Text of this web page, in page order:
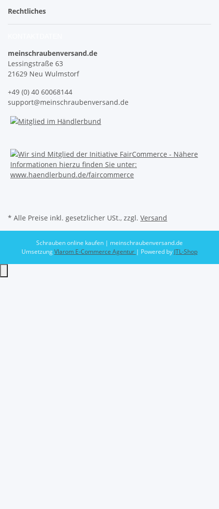
Rechtliches
meinschraubenversand.de
Lessingstraße 63
21629 Neu Wulmstorf
+49 (0) 40 60068144
support@meinschraubenversand.de
* Alle Preise inkl. gesetzlicher USt., zzgl. Versand
Schrauben online kaufen | meinschraubenversand.de
UmsetzungVlarom E-Commerce Agentur | Powered by JTL-Shop